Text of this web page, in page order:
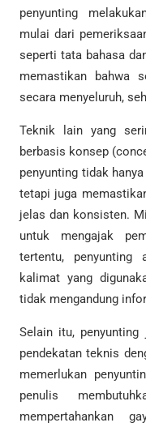
penyunting
mulai dari
seperti tata bahasa
memastikan bahwa
secara menyeluruh,
Teknik lain yang
berbasis konsep
penyunting tidak
tetapi juga
jelas dan konsisten.
untuk mengajak
tertentu, penyunting
kalimat yang
tidak mengandung
Selain itu, penyunting
pendekatan teknis
memerlukan
penulis
mempertahankan